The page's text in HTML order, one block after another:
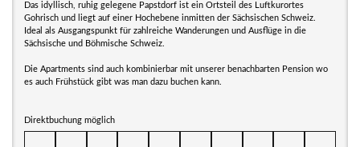
Das idyllisch, ruhig gelegene Papstdorf ist ein Ortsteil des Luftkurortes
Gohrisch und liegt auf einer Hochebene inmitten der Sächsischen Schweiz.
Ideal als Ausgangspunkt für zahlreiche Wanderungen und Ausflüge in die
Sächsische und Böhmische Schweiz.
Die Apartments sind auch kombinierbar mit unserer benachbarten Pension wo
es auch Frühstück gibt was man dazu buchen kann.
Direktbuchung möglich